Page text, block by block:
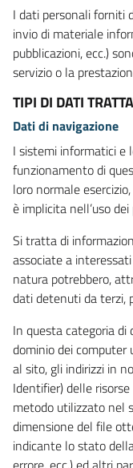
I dati personali forniti
invio di materiale
pubblicazioni, ecc.)
servizio o la
TIPI DI DATI
Dati di navigazione
I sistemi informatici e
funzionamento di
loro normale
è implicita nell’uso
Si tratta di
associate a
natura potrebbero,
dati detenuti da terzi,
In questa categoria di
dominio dei
al sito, gli indirizzi in
Identifier) delle
metodo utilizzato nel
dimensione del file
indicante lo stato